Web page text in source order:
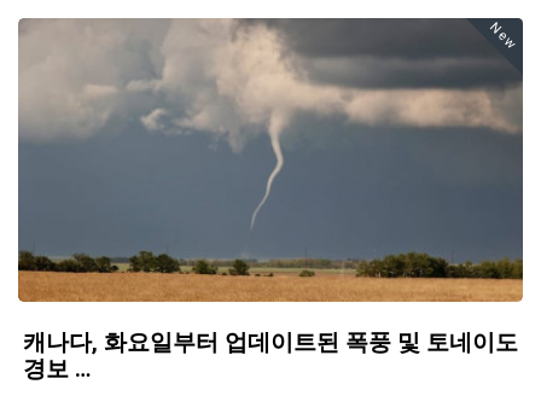
New
캐나다, 화요일부터 업데이트된 폭풍 및 토네이도
경보 …